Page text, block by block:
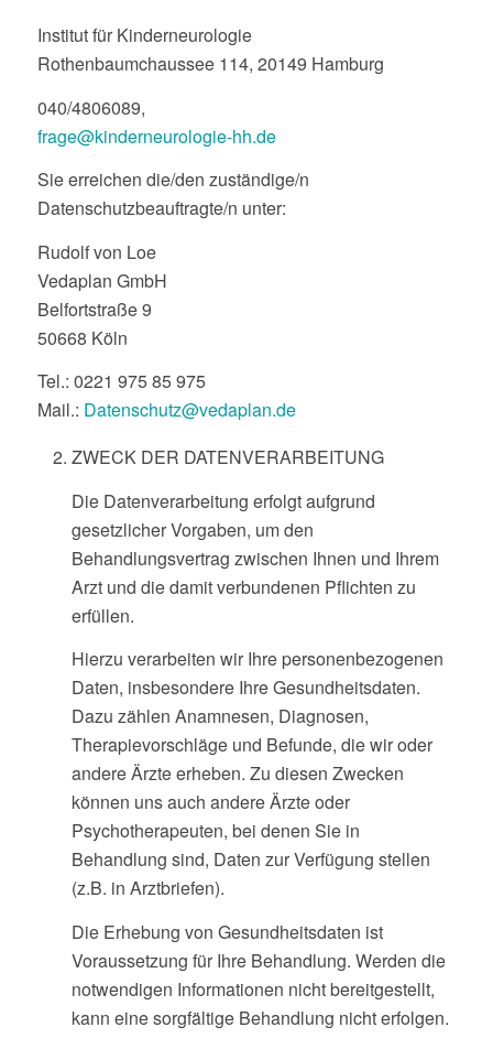
Institut für Kinderneurologie
Rothenbaumchaussee 114, 20149 Hamburg
040/4806089,
frage@kinderneurologie-hh.de
Sie erreichen die/den zuständige/n
Datenschutzbeauftragte/n unter:
Rudolf von Loe
Vedaplan GmbH
Belfortstraße 9
50668 Köln
Tel.: 0221 975 85 975
Mail.: Datenschutz@vedaplan.de
ZWECK DER DATENVERARBEITUNG
Die Datenverarbeitung erfolgt aufgrund
gesetzlicher Vorgaben, um den
Behandlungsvertrag zwischen Ihnen und Ihrem
Arzt und die damit verbundenen Pflichten zu
erfüllen.
Hierzu verarbeiten wir Ihre personenbezogenen
Daten, insbesondere Ihre Gesundheitsdaten.
Dazu zählen Anamnesen, Diagnosen,
Therapievorschläge und Befunde, die wir oder
andere Ärzte erheben. Zu diesen Zwecken
können uns auch andere Ärzte oder
Psychotherapeuten, bei denen Sie in
Behandlung sind, Daten zur Verfügung stellen
(z.B. in Arztbriefen).
Die Erhebung von Gesundheitsdaten ist
Voraussetzung für Ihre Behandlung. Werden die
notwendigen Informationen nicht bereitgestellt,
kann eine sorgfältige Behandlung nicht erfolgen.